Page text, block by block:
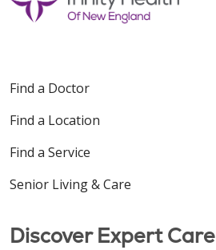
Find a Doctor
Find a Location
Find a Service
Senior Living & Care
Discover Expert Care